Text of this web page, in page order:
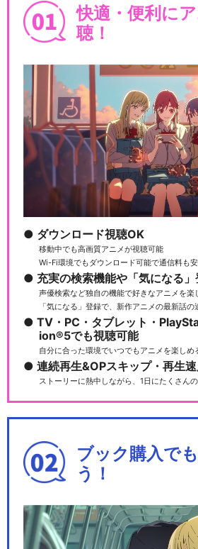
快適・便利に
聴！
ダウンロード視聴OK
移動中でも高画質アニメが視聴可能
Wi-Fi環境でもダウンロード可能で通信料も
充実の検索機能や「気になる」
声優検索など独自の機能で好きなアニメを楽
「気になる」登録で、新作アニメの最新話
TV・PC・タブレット・
ion®5でも視聴可能
自分に合った環境でいつでもアニメを楽しめ
連続再生&OPスキップ・再生
ストーリーに熱中しながら、1日にたくさん
ブック購入で
う！